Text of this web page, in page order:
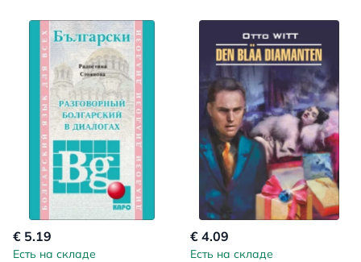
€ 5.19
Есть на складе
€ 4.09
Есть на складе